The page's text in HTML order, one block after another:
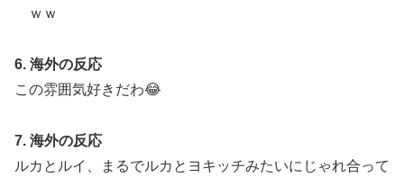
の観光名所／お店に対する海外の反応
間！！
▶ 海外「今年、夏の暑さが厳しい日本でこんなものが売れ
は・・・？【海外の反応】
▶ 外国人「アジア杯で優勝するんだ」日本代表、W杯ポッ
ｗｗ
6. 海外の反応
この雰囲気好きだわ😂
7. 海外の反応
ルカとルイ、まるでルカとヨキッチみたいにじゃれ合って